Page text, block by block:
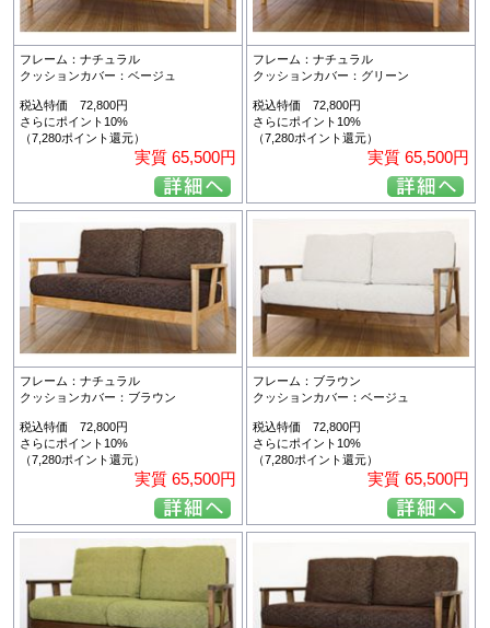
フレーム：ナチュラル
クッションカバー：ベージュ
税込特価 72,800円
さらにポイント10%
（7,280ポイント還元）
実質 65,500円
フレーム：ナチュラル
クッションカバー：グリーン
税込特価 72,800円
さらにポイント10%
（7,280ポイント還元）
実質 65,500円
フレーム：ナチュラル
クッションカバー：ブラウン
税込特価 72,800円
さらにポイント10%
（7,280ポイント還元）
実質 65,500円
フレーム：ブラウン
クッションカバー：ベージュ
税込特価 72,800円
さらにポイント10%
（7,280ポイント還元）
実質 65,500円